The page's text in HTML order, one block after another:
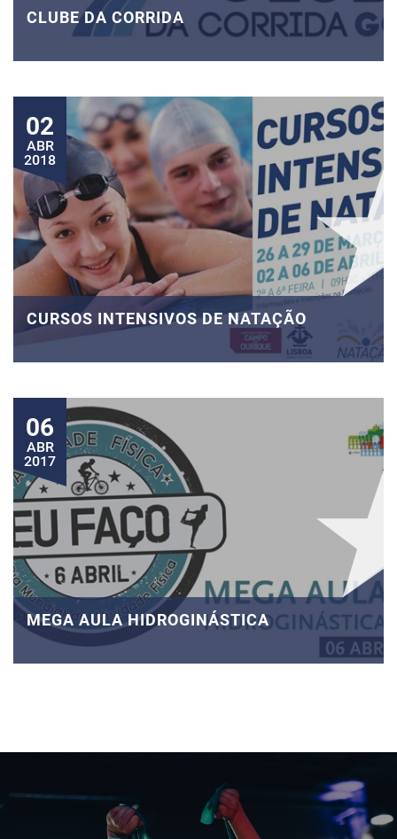
CLUBE DA CORRIDA
02
ABR
2018
CURSOS INTENSIVOS DE NATAÇÃO
06
ABR
2017
MEGA AULA HIDROGINÁSTICA